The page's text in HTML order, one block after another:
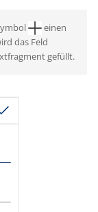
einen
das Feld
gefüllt.